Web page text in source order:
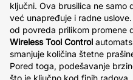
ključni. Ova brusilica ne samo
već unapređuje i radne uslove.
od povreda prilikom promene
Wireless Tool Control
smanjuje količina štetne
Pored toga, podešavanje
što je ključno kod finih